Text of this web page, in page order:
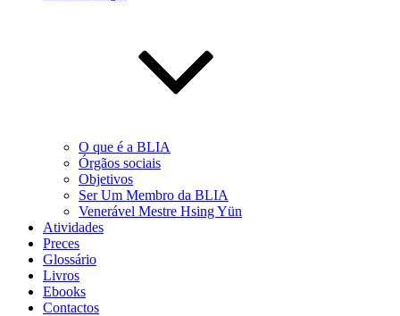
O que é a BLIA
Órgãos sociais
Objetivos
Ser Um Membro da BLIA
Venerável Mestre Hsing Yün
Atividades
Preces
Glossário
Livros
Ebooks
Contactos